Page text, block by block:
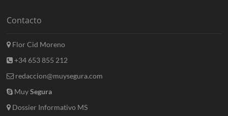
Contacto
Flor Cid Moreno
+34 653 855 212
redaccion@muysegura.com
MuySegura
Dossier Informativo MS